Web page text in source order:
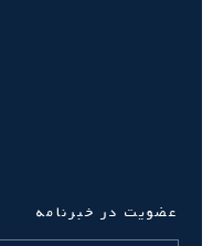
عضویت در خبرنامه